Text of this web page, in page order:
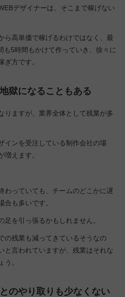
デザイナーは、そこまで稼げない
ら高単価で稼げるわけではなく、最
5時間もかけて作っていき、徐々に
ぎ方です。
獄になることもある
りますが、業界全体として残業が多
インを受注している制作会社の場
増えます。
わっていても、チームのどこかに遅
合も多いです。
を引っ張るかもしれません。
の残業も減ってきているそうなの
と言われていますが、残業はそれな
う。
のやり取りも少なくない